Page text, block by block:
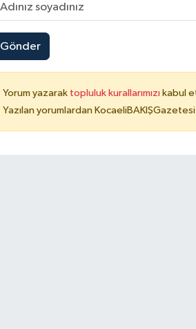
Gönder
Yorum yazarak topluluk kurallarımızı kabul
Yazılan yorumlardan